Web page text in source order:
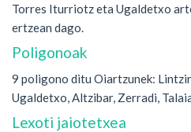
Torres Iturriotz eta Ugaldetxo
ertzean dago.
Poligonoak
9 poligono ditu Oiartzunek:
Ugaldetxo, Altzibar, Zerradi,
Lexoti jaiotetxea